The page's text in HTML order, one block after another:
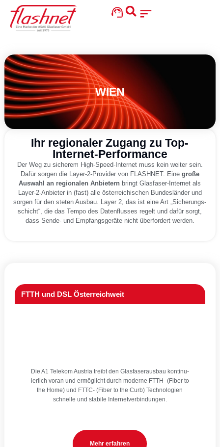
WIEN
Ihr regionaler Zugang zu Top-
Internet-Performance
Der Weg zu siche­rem High-Speed-Inter­net muss kein wei­ter sein.
Dafür sor­gen die Lay­er-2-Pro­vi­der von FLASHNET. Eine gro­ße
Aus­wahl an regio­na­len Anbie­tern bringt Glas­fa­ser-Inter­net als
Lay­er-2-Anbie­ter in (fast) alle öster­rei­chi­schen Bun­des­län­der und
sor­gen für den ste­ten Aus­bau. Lay­er 2, das ist eine Art „Siche­rungs­
schicht“, die das Tem­po des Daten­flus­ses regelt und dafür sorgt,
dass Sen­de- und Emp­fangs­ge­rä­te nicht über­for­dert wer­den.
FTTH und DSL Österreichweit
Die A1 Tele­kom Aus­tria treibt den Glas­fa­ser­aus­bau kon­ti­nu­
ier­lich vor­an und ermög­licht durch moder­ne FTTH- (Fiber to
the Home) und FTTC- (Fiber to the Curb) Tech­no­lo­gien
schnel­le und sta­bi­le Inter­net­ver­bin­dun­gen.
Mehr erfah­ren